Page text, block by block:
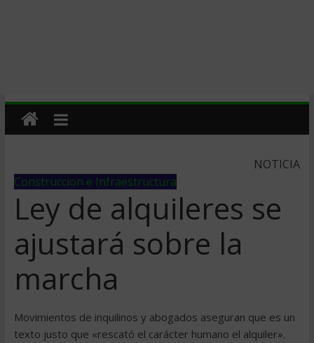
NOTICIA
Construccion e Infraestructura
Ley de alquileres se
ajustará sobre la
marcha
Movimientos de inquilinos y abogados aseguran que es un
texto justo que «rescató el carácter humano el alquiler».